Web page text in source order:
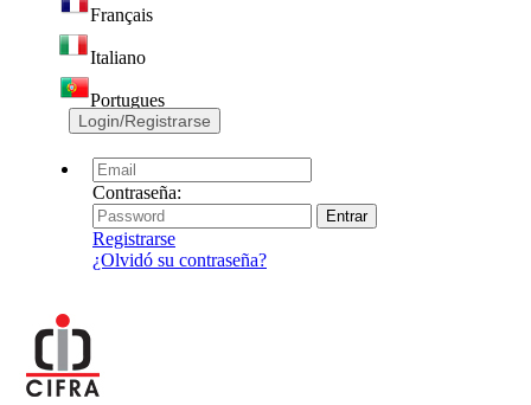
Français
Italiano
Portugues
Login/Registrarse
Contraseña:
Registrarse
¿Olvidó su contraseña?